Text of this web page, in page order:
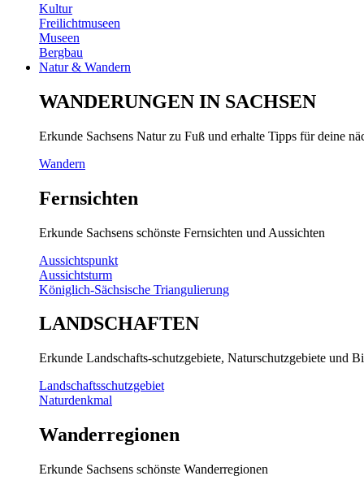
Kultur
Freilichtmuseen
Museen
Bergbau
Natur & Wandern
WANDERUNGEN IN SACHSEN
Erkunde Sachsens Natur zu Fuß und erhalte Tipps für deine
Wandern
Fernsichten
Erkunde Sachsens schönste Fernsichten und Aussichten
Aussichtspunkt
Aussichtsturm
Königlich-Sächsische Triangulierung
LANDSCHAFTEN
Erkunde Landschafts-schutzgebiete, Naturschutzgebiete und
Landschaftsschutzgebiet
Naturdenkmal
Wanderregionen
Erkunde Sachsens schönste Wanderregionen